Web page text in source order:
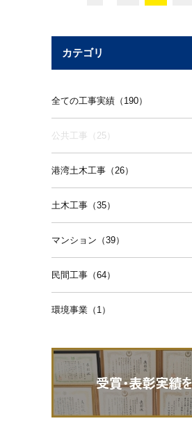
カテゴリ
全ての工事実績（190）
公共工事（25）
港湾土木工事（26）
土木工事（35）
マンション（39）
民間工事（64）
環境事業（1）